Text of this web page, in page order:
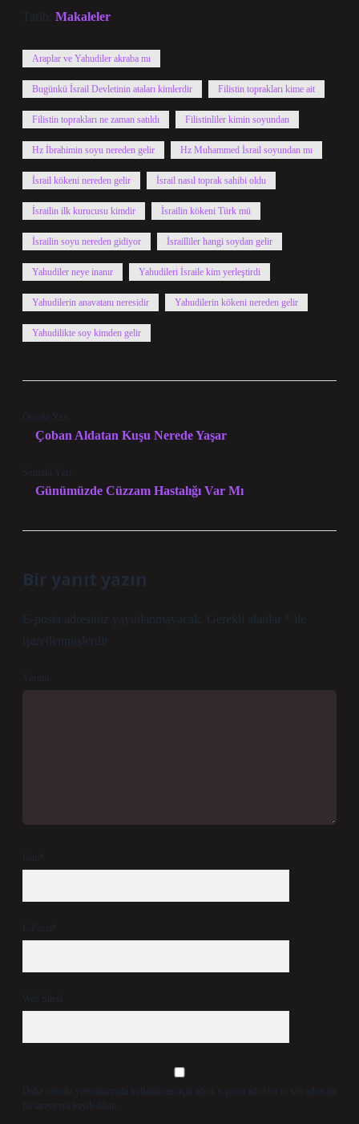
Tarih: Makaleler
Araplar ve Yahudiler akraba mı
Bugünkü İsrail Devletinin ataları kimlerdir Filistin toprakları kime ait
Filistin toprakları ne zaman satıldı Filistinliler kimin soyundan
Hz İbrahimin soyu nereden gelir Hz Muhammed İsrail soyundan mı
İsrail kökeni nereden gelir İsrail nasıl toprak sahibi oldu
İsrailin ilk kurucusu kimdir İsrailin kökeni Türk mü
İsrailin soyu nereden gidiyor İsrailliler hangi soydan gelir
Yahudiler neye inanır Yahudileri İsraile kim yerleştirdi
Yahudilerin anavatanı neresidir Yahudilerin kökeni nereden gelir
Yahudilikte soy kimden gelir
Önceki Yazı
Çoban Aldatan Kuşu Nerede Yaşar
Sonraki Yazı
Günümüzde Cüzzam Hastalığı Var Mı
Bir yanıt yazın
E-posta adresiniz yayınlanmayacak. Gerekli alanlar
ile
işaretlenmişlerdir
Yorum
İsim*
E-Posta*
Web Sitesi
Daha sonraki yorumlarımda kullanılması için adım, e-posta adresim ve site adresim
bu tarayıcıya kaydedilsin.